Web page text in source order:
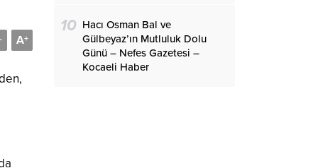
A+
-
10 Hacı Osman Bal ve
Gülbeyaz’ın Mutluluk Dolu
Günü – Nefes Gazetesi –
Kocaeli Haber